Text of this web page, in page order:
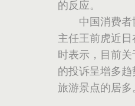
的反应。
中国消费者
主任王前虎近
时表示，目前
的投诉呈增多
旅游景点的居多